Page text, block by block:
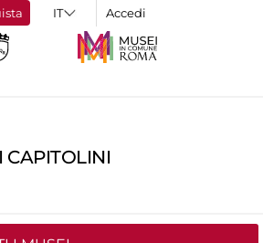
Accedi
CAPITOLINI